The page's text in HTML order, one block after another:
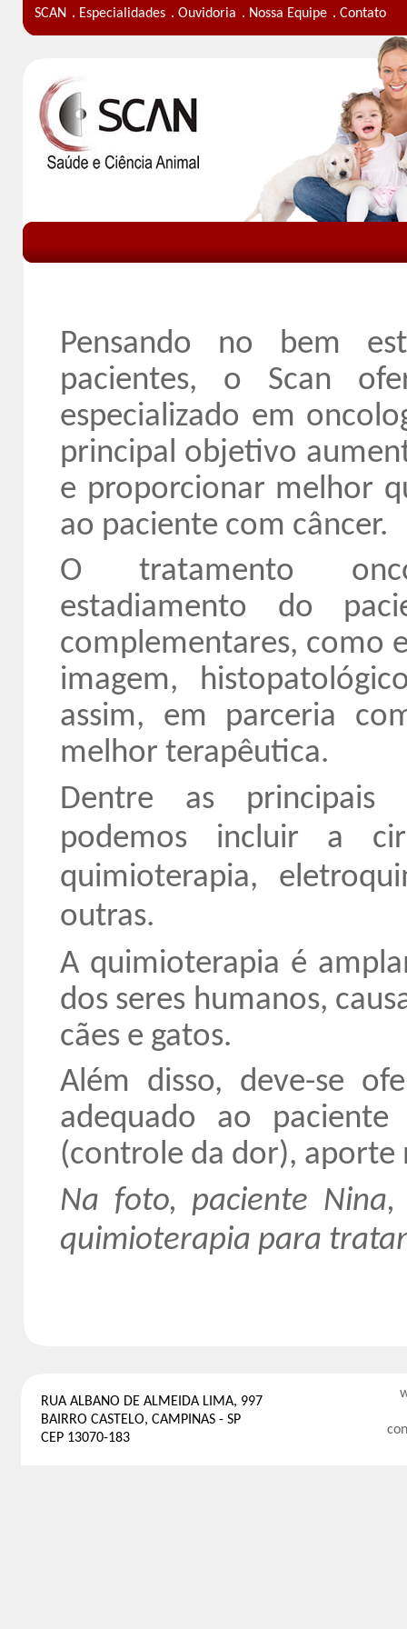
SCAN . Especialidades . Ouvidoria . Nossa Equipe . Contato
Pensando no bem
pacientes, o Scan
especializado em
principal objetivo
e proporcionar melhor
ao paciente com câncer.
O tratamento
estadiamento do
complementares, como
imagem,
assim, em parceria
melhor terapêutica.
Dentre as principais
podemos incluir a
quimioterapia,
outras.
A quimioterapia é
dos seres humanos,
cães e gatos.
Além disso, deve-se
adequado ao
(controle da dor),
Na foto, paciente Nina,
quimioterapia para
RUA ALBANO DE ALMEIDA LIMA, 997
BAIRRO CASTELO, CAMPINAS - SP
CEP 13070-183